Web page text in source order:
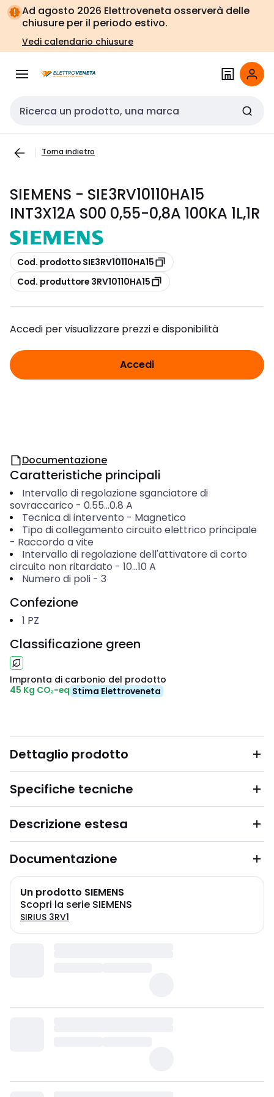
Vai alla
navigazione
Vai
alla
pagina
Ad agosto 2026 Elettroveneta osserverà delle
chiusure per il periodo estivo.
Vedi calendario chiusure
Cerca input
Torna indietro
SIEMENS - SIE3RV10110HA15
INT3X12A S00 0,55-0,8A 100KA 1L,1R
copia
Cod. prodotto SIE3RV10110HA15
copia
Cod. produttore 3RV10110HA15
Accedi per visualizzare prezzi e disponibilità
Accedi
Documentazione
Caratteristiche principali
Intervallo di regolazione sganciatore di
sovraccarico - 0.55...0.8 A
Tecnica di intervento - Magnetico
Tipo di collegamento circuito elettrico principale
- Raccordo a vite
Intervallo di regolazione dell'attivatore di corto
circuito non ritardato - 10...10 A
Numero di poli- 3
Confezione
1 PZ
Classificazione green
Impronta di carbonio del prodotto
45 Kg CO₂-eq Stima Elettroveneta
Dettaglio prodotto
Specifiche tecniche
Descrizione estesa
Documentazione
Un prodotto SIEMENS
Scopri la serie SIEMENS
SIRIUS 3RV1